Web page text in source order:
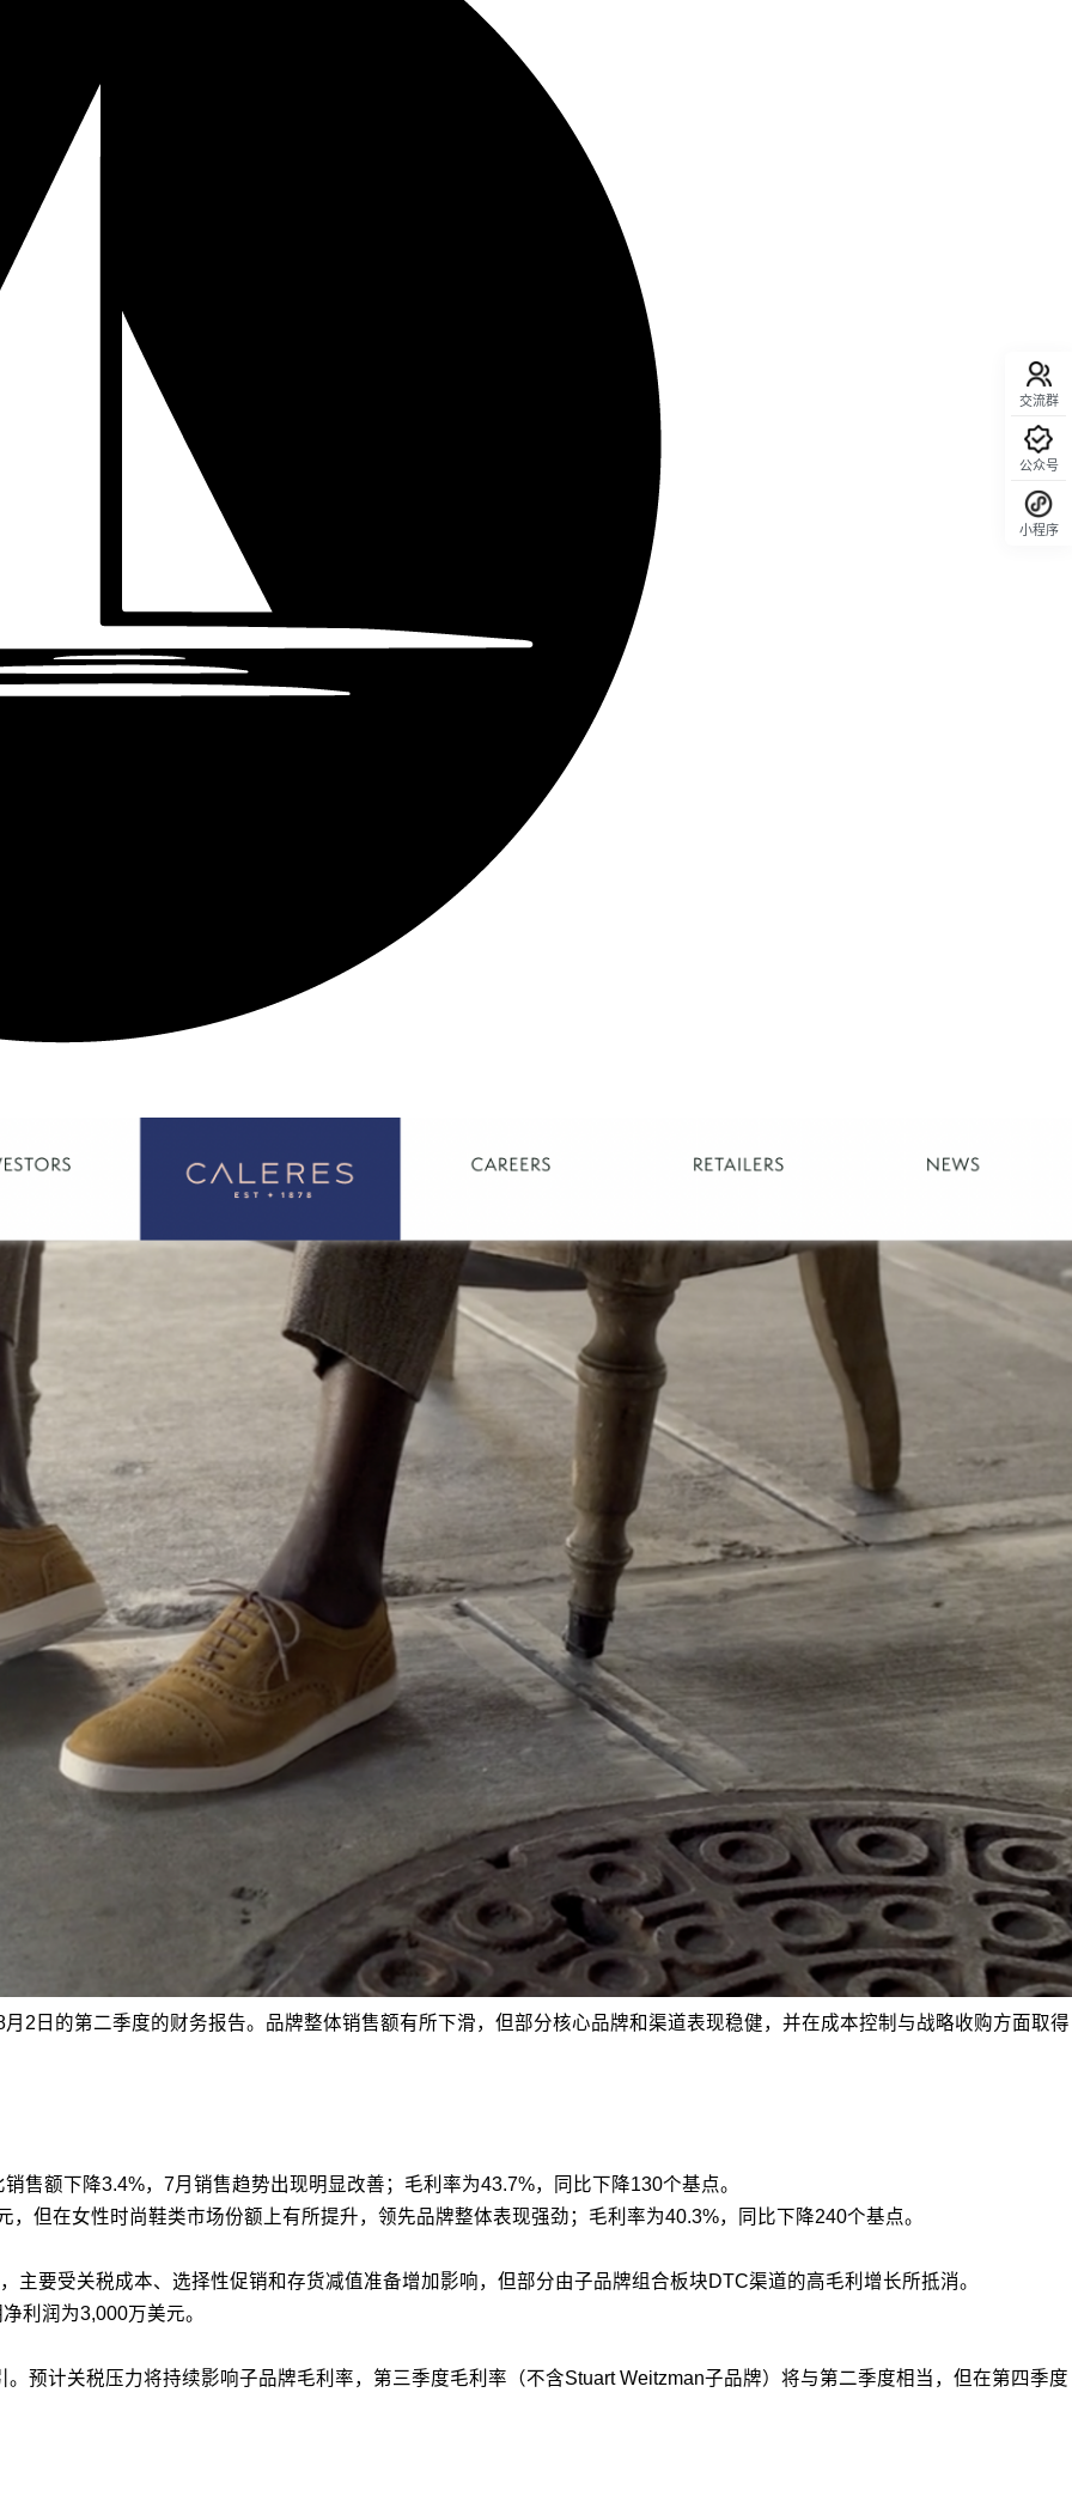
2日的第二季度的财务报告。品牌整体销售额有所下滑，但部分核心品牌和渠道表现稳健，并在成本控制与战略收购方面取得
额下降3.4%，7月销售趋势出现明显改善；毛利率为43.7%，同比下降130个基点。
但在女性时尚鞋类市场份额上有所提升，领先品牌整体表现强劲；毛利率为40.3%，同比下降240个基点。
要受关税成本、选择性促销和存货减值准备增加影响，但部分由子品牌组合板块DTC渠道的高毛利增长所抵消。
利润为3,000万美元。
预计关税压力将持续影响子品牌毛利率，第三季度毛利率（不含Stuart Weitzman子品牌）将与第二季度相当，但在第四季度
交流群
公众号
小程序